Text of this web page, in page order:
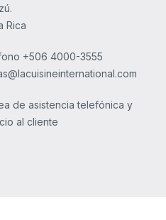
Rica
+506 4000-3555
de asistencia telefónica y
al cliente